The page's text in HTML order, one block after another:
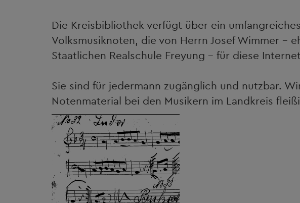
Die Kreisbibliothek verfügt über ein
Volksmusiknoten, die von Herrn Josef Wimmer –
Staatlichen Realschule Freyung – für diese
Sie sind für jedermann zugänglich und nutzbar.
Notenmaterial bei den Musikern im Landkreis